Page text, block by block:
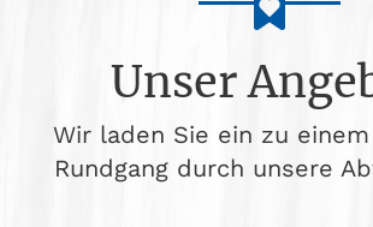
Unser
Wir laden Sie ein zu
Rundgang durch unsere